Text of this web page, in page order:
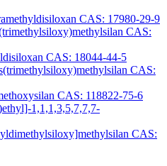
CAS: 17980-29-9
CAS:
CAS: 18044-44-5
CAS:
CAS: 118822-75-6
1,1,1,3,5,7,7,7-
CAS: